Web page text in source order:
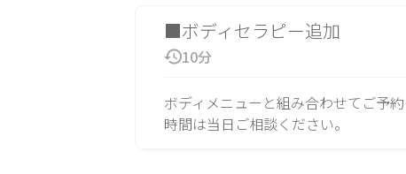
■ボディセラピー追加
10分
ボディメニューと組み合わせてご予
時間は当日ご相談ください。